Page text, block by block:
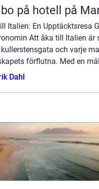
på hotell på
Italien: En Upptäcktsresa
Att åka till Italien är
och varje
förflutna. Med en
Dahl